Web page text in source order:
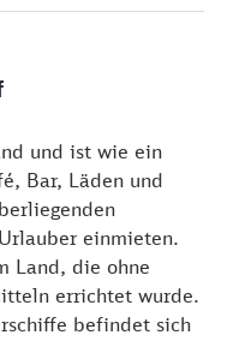
und ist wie ein
Bar, Läden und
einmieten.
Land, die ohne
errichtet wurde.
befindet sich